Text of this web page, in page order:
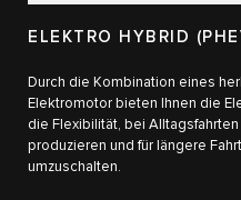
ELEKTRO HYBRID
Durch die Kombination eines
Elektromotor bieten Ihnen die
die Flexibilität, bei
produzieren und für längere
umzuschalten.